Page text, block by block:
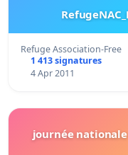
Refuge Association-Free
1 413 signatures
4 Apr 2011
journée